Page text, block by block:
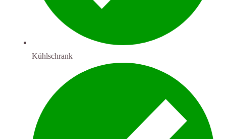
Kühlschrank